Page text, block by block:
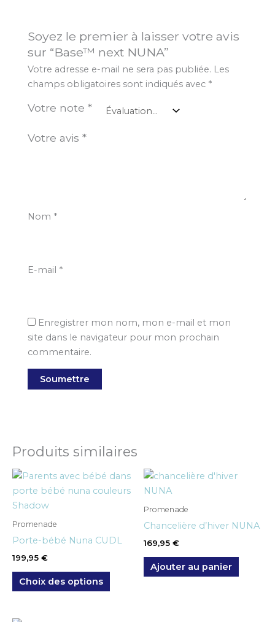
Soyez le premier à laisser votre avis
sur “Base™ next NUNA”
Votre adresse e-mail ne sera pas publiée. Les
champs obligatoires sont indiqués avec *
Votre note*
Votre avis*
Nom *
E-mail *
Enregistrer mon nom, mon e-mail et mon
site dans le navigateur pour mon prochain
commentaire.
Produits similaires
Promenade
Porte-bébé Nuna CUDL
199,95 €
Choix des options
Ce
produit
plusieurs
variations.
peuvent
être
Promenade
Chancelière d’hiver NUNA
169,95 €
Ajouter au panier